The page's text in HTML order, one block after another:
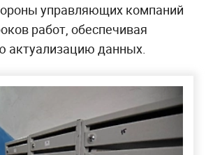
управляющих компаний
работ, обеспечивая
актуализацию данных.